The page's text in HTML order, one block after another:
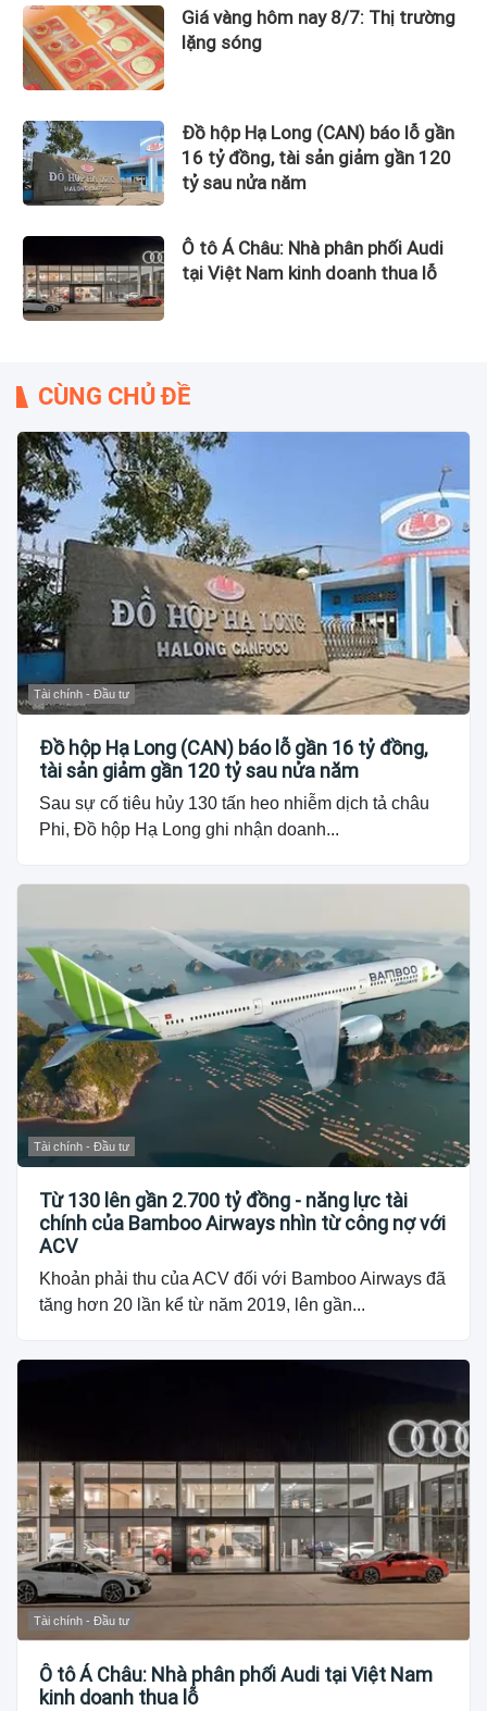
Giá vàng hôm nay 8/7: Thị trường
lặng sóng
Đồ hộp Hạ Long (CAN) báo lỗ gần
16 tỷ đồng, tài sản giảm gần 120
tỷ sau nửa năm
Ô tô Á Châu: Nhà phân phối Audi
tại Việt Nam kinh doanh thua lỗ
CÙNG CHỦ ĐỀ
Tài chính - Đầu tư
Đồ hộp Hạ Long (CAN) báo lỗ gần 16 tỷ đồng,
tài sản giảm gần 120 tỷ sau nửa năm
Sau sự cố tiêu hủy 130 tấn heo nhiễm dịch tả châu
Phi, Đồ hộp Hạ Long ghi nhận doanh...
Tài chính - Đầu tư
Từ 130 lên gần 2.700 tỷ đồng - năng lực tài
chính của Bamboo Airways nhìn từ công nợ với
ACV
Khoản phải thu của ACV đối với Bamboo Airways đã
tăng hơn 20 lần kể từ năm 2019, lên gần...
Tài chính - Đầu tư
Ô tô Á Châu: Nhà phân phối Audi tại Việt Nam
kinh doanh thua lỗ